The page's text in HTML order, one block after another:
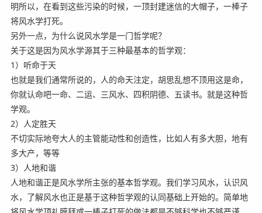
明所以，在看到这些污染的时候，一顶封建迷信的大帽子，一棒子
将风水学打死。
另外一点，为什么说风水学是一门哲学呢？
关于这是因为风水学源其于三种最基本的哲学观：
1）听命于天
也就是我们通常所说的，人的命天注定，胡思乱想不顶用这是命，
你就认命吧一命、二运、三风水、四积阴德、五读书。就是这种哲
学观。
2）人定胜天
不切实际地夸大人的主管能动性和创造性，比如人有多大胆，地有
多大产，等等
3）人地和谐
人地和谐正是风水学所主张的基本哲学观。我们学习风水，认识风
水，了解风水也正是基于这种哲学观的认同基础上开始的。简单地